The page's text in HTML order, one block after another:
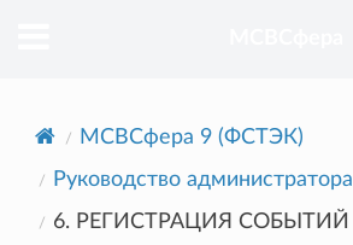
МСВСфера 9 (ФСТЭК)
Руководство администратора
6. РЕГИСТРАЦИЯ СОБЫТИЙ